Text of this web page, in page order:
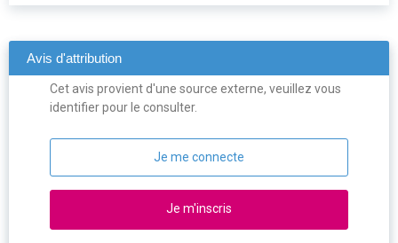
Avis d'attribution
Cet avis provient d'une source externe, veuillez vous
identifier pour le consulter.
Je me connecte
Je m'inscris